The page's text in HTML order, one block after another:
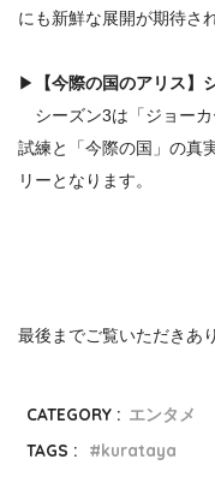
にも新鮮な展開が期待さ
▶ 【今際の国のアリス】
シーズン3は「ジョーカ
試練と「今際の国」の真
リーとなります。
最後までご覧いただきあ
CATEGORY : エンタメ
TAGS :
kurataya